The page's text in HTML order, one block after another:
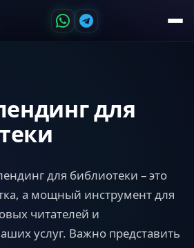
для
для библиотеки – это
а мощный инструмент для
читателей и
услуг. Важно представить